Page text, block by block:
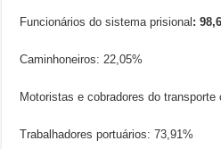
Funcionários do sistema prisional :
Caminhoneiros: 22,05%
Motoristas e cobradores do transporte
Trabalhadores portuários: 73,91%